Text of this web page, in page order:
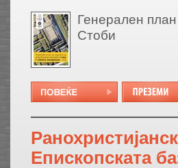
Генерален
Стоби
Епископската